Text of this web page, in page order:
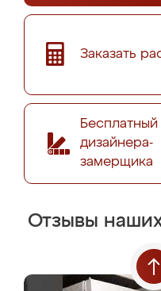
Заказать
Бесплатный
дизайнера-
замерщика
Отзывы